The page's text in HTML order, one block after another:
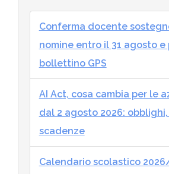
Conferma docente
nomine entro il 31 agosto e
bollettino GPS
AI Act, cosa cambia per le
dal 2 agosto 2026:
scadenze
Calendario scolastico